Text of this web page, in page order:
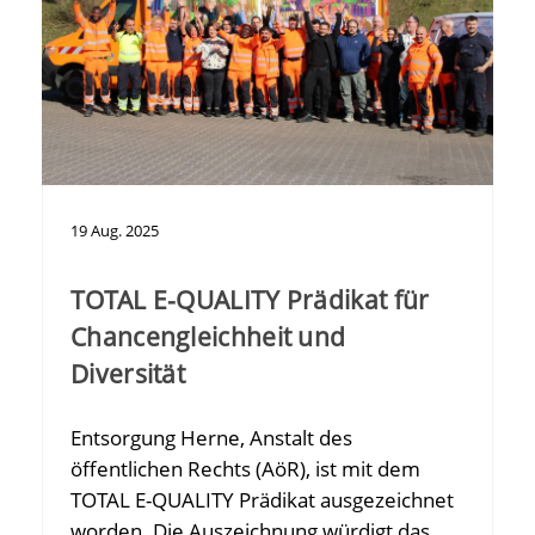
19Aug.2025
TOTAL E-QUALITY Prädikat für
Chancengleichheit und
Diversität
Entsorgung Herne, Anstalt des
öffentlichen Rechts (AöR), ist mit dem
TOTAL E-QUALITY Prädikat ausgezeichnet